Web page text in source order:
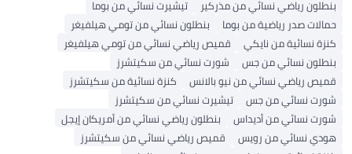
بنطلون رياضي نسائي من مذركير
تيشيرت نسائي من بوما
حمالات صدر رياضية من بوما
بنطلون نسائي من تومي هيلفيغر
كنزة نسائية من نايكي
قميص رياضي نسائي من تومي هيلفيغر
بنطلون نسائي من جس
شورت نسائي من سكيتشرز
قميص رياضي نسائي من نيو بالانس
كنزة نسائية من سكيتشرز
شورت نسائي من جس
تيشيرت نسائي من سكيتشرز
شورت نسائي من أديداس
بنطلون رياضي نسائي من أمريكان إيجل
هودي نسائي من رويس
قميص رياضي نسائي من سكيتشرز